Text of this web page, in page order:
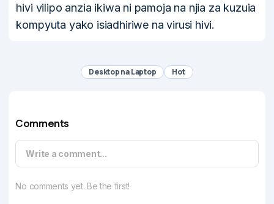
hivi vilipo anzia ikiwa ni pamoja na njia za kuzuia
kompyuta yako isiadhiriwe na virusi hivi.
Desktop na Laptop Hot
Comments
Write a comment...
No comments yet. Be the first!